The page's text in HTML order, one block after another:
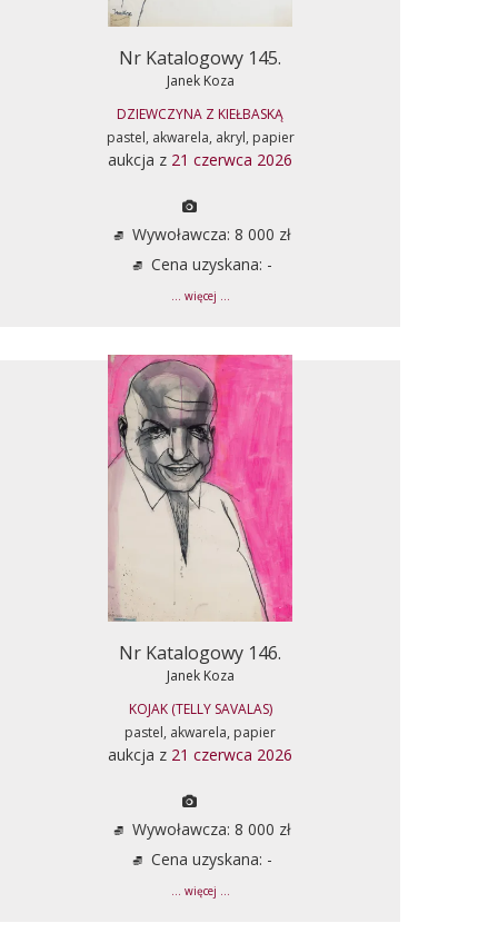
Nr Katalogowy 145.
Janek Koza
DZIEWCZYNA Z KIEŁBASKĄ
pastel, akwarela, akryl, papier
aukcja z 21 czerwca 2026
Wywoławcza: 8 000 zł
Cena uzyskana: -
... więcej ...
Nr Katalogowy 146.
Janek Koza
KOJAK (TELLY SAVALAS)
pastel, akwarela, papier
aukcja z 21 czerwca 2026
Wywoławcza: 8 000 zł
Cena uzyskana: -
... więcej ...